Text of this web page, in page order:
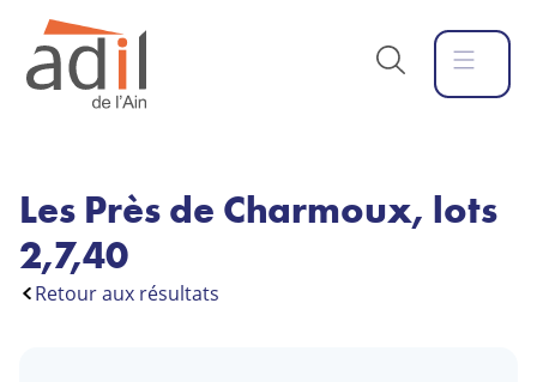
Les Près de Charmoux, lots
2,7,40
Retour aux résultats